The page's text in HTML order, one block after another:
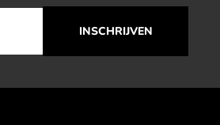
INSCHRIJVEN